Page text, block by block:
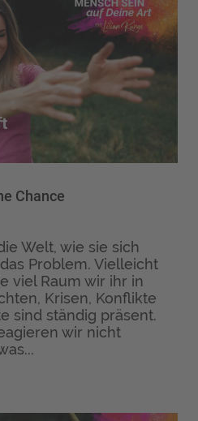
Chance
Welt, wie sie sich
Problem. Vielleicht
viel Raum wir ihr in
Krisen, Konflikte
sind ständig präsent.
wir nicht